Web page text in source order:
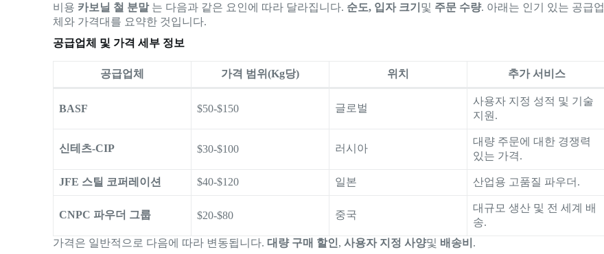
비용 카보닐 철 분말는 다음과 같은 요인에 따라 달라집니다. 순도, 입자 크기 및 주문 수량. 아래는 인기 있는 공급업
체와 가격대를 요약한 것입니다.
공급업체 및 가격 세부 정보
공급업체 가격 범위(Kg당) 위치 추가 서비스
BASF $50-$150 글로벌
사용자 지정 성적 및 기술
지원.
신테츠-CIP $30-$100 러시아
대량 주문에 대한 경쟁력
있는 가격.
JFE 스틸 코퍼레이션 $40-$120 일본 산업용 고품질 파우더.
CNPC 파우더 그룹 $20-$80 중국
대규모 생산 및 전 세계 배
송.
가격은 일반적으로 다음에 따라 변동됩니다.대량 구매 할인,사용자 지정 사양및 배송비 .